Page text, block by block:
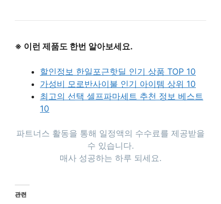
※ 이런 제품도 한번 알아보세요.
할인정보 한일포근핫딜 인기 상품 TOP 10
가성비 모로반사이불 인기 아이템 상위 10
최고의 선택 셀프파마세트 추천 정보 베스트
10
파트너스 활동을 통해 일정액의 수수료를 제공받을
수 있습니다.
매사 성공하는 하루 되세요.
관련